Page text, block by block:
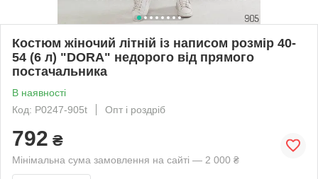
Костюм жіночий літній із написом розмір 40-
54 (6 л) "DORA" недорого від прямого
постачальника
В наявності
Код: P0247-905t
Опт і роздріб
792 ₴
Мінімальна сума замовлення на сайті — 2 000 ₴